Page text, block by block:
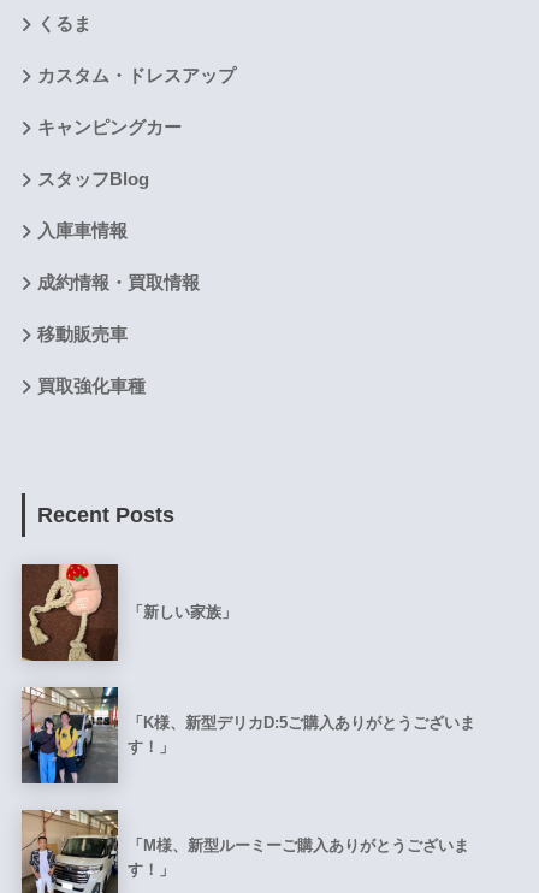
くるま
カスタム・ドレスアップ
キャンピングカー
スタッフBlog
入庫車情報
成約情報・買取情報
移動販売車
買取強化車種
Recent Posts
「新しい家族」
「K様、新型デリカD:5ご購入ありがとうございま
す！」
「M様、新型ルーミーご購入ありがとうございま
す！」